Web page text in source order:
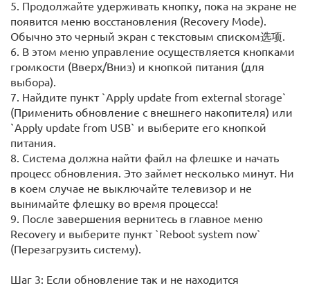
5. Продолжайте удерживать кнопку, пока на экране не
появится меню восстановления (Recovery Mode).
Обычно это черный экран с текстовым списком选项.
6. В этом меню управление осуществляется кнопками
громкости (Вверх/Вниз) и кнопкой питания (для
выбора).
7. Найдите пункт `Apply update from external storage`
(Применить обновление с внешнего накопителя) или
`Apply update from USB` и выберите его кнопкой
питания.
8. Система должна найти файл на флешке и начать
процесс обновления. Это займет несколько минут. Ни
в коем случае не выключайте телевизор и не
вынимайте флешку во время процесса!
9. После завершения вернитесь в главное меню
Recovery и выберите пункт `Reboot system now`
(Перезагрузить систему).
Шаг 3: Если обновление так и не находится